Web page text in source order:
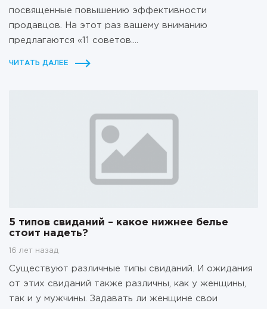
посвященные повышению эффективности
продавцов. На этот раз вашему вниманию
предлагаются «11 советов....
ЧИТАТЬ ДАЛЕЕ
5 типов свиданий – какое нижнее белье
стоит надеть?
16 лет назад
Существуют различные типы свиданий. И ожидания
от этих свиданий также различны, как у женщины,
так и у мужчины. Задавать ли женщине свои